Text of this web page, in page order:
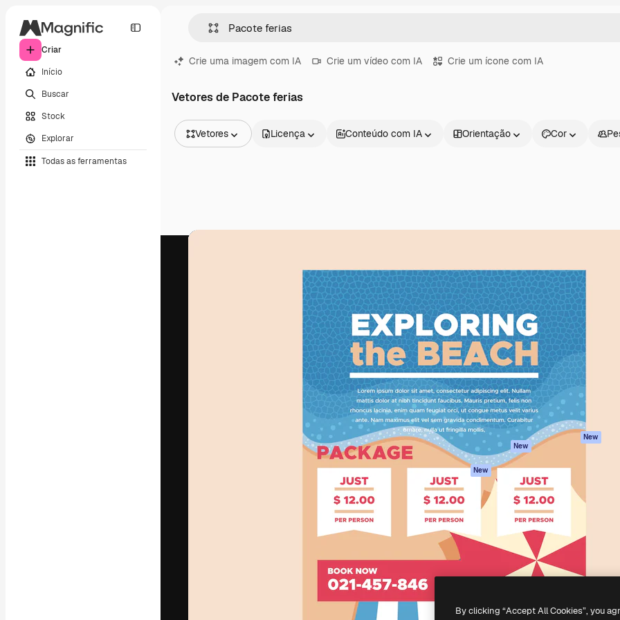
Criar
Início
Buscar
Stock
Explorar
Todas as ferramentas
Crie uma imagem com IA Crie um vídeo com IA Crie um ícone com IA
Vetores de Pacote ferias
Vetores
Vídeos
Licença Conteúdo com IA Orientação Cor
A plataforma criativa para você direcionar
seu melhor trabalho. Mais de 1 milhão de
assinantes entre criativos, empresas,
agências e estúdios.
Produtos
Spaces
Assistente de IA
Gerador de
imagens
Gerador de vídeos
Texto para voz
Conteúdo de stock
MCP para
Claude/ChatGPT
New
Agentes New
API
App móvel
Todas as
ferramentas
Começar
Academy
Documentação
Atendimento
Termos e
condições
Política de
privacidade
Originais
New
Central de
confiabilidade
Afiliados
Empresas
2026Freepik Company S.L.U. Todos os direitos reservados.
By clicking “Accept All Cookies”, you